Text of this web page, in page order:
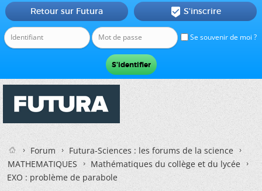
Se souvenir de moi ?
Retour sur Futura  S'inscrire
Forum
Futura-Sciences : les forums de la science
MATHEMATIQUES
Mathématiques du collège et du lycée
EXO : problème de parabole